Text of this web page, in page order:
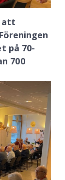
att
på 70-
700